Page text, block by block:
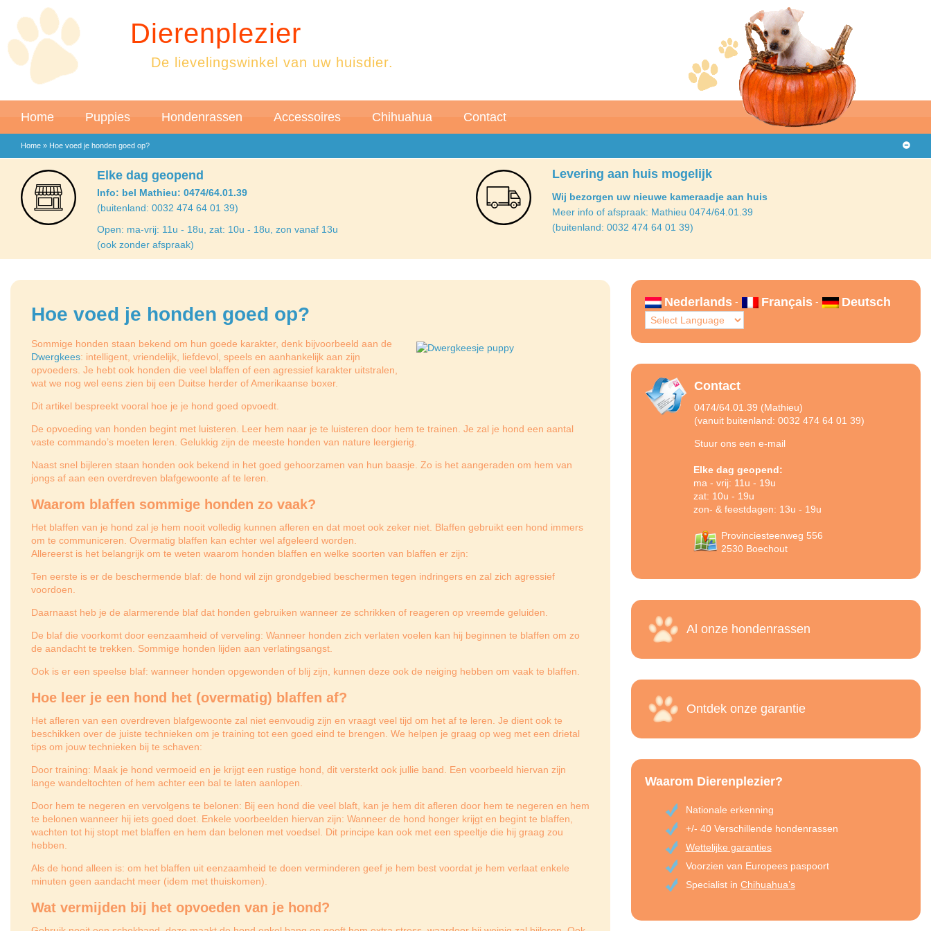
Dierenplezier
De lievelingswinkel van uw huisdier.
Home Puppies Hondenrassen Accessoires Chihuahua Contact
Home » Hoe voed je honden goed op?
Elke dag geopend
Info: bel Mathieu: 0474/64.01.39
(buitenland: 0032 474 64 01 39)
Open: ma-vrij: 11u - 18u, zat: 10u - 18u, zon vanaf 13u
(ook zonder afspraak)
Levering aan huis mogelijk
Wij bezorgen uw nieuwe kameraadje aan huis
Meer info of afspraak: Mathieu 0474/64.01.39
(buitenland: 0032 474 64 01 39)
Hoe voed je honden goed op?
Sommige honden staan bekend om hun goede karakter, denk bijvoorbeeld aan de
Dwergkees: intelligent, vriendelijk, liefdevol, speels en aanhankelijk aan zijn
opvoeders. Je hebt ook honden die veel blaffen of een agressief karakter uitstralen,
wat we nog wel eens zien bij een Duitse herder of Amerikaanse boxer.
Dit artikel bespreekt vooral hoe je je hond goed opvoedt.
De opvoeding van honden begint met luisteren. Leer hem naar je te luisteren door hem te trainen. Je zal je hond een aantal
vaste commando’s moeten leren. Gelukkig zijn de meeste honden van nature leergierig.
Naast snel bijleren staan honden ook bekend in het goed gehoorzamen van hun baasje. Zo is het aangeraden om hem van
jongs af aan een overdreven blafgewoonte af te leren.
Waarom blaffen sommige honden zo vaak?
Het blaffen van je hond zal je hem nooit volledig kunnen afleren en dat moet ook zeker niet. Blaffen gebruikt een hond immers
om te communiceren. Overmatig blaffen kan echter wel afgeleerd worden.
Allereerst is het belangrijk om te weten waarom honden blaffen en welke soorten van blaffen er zijn:
Ten eerste is er de beschermende blaf: de hond wil zijn grondgebied beschermen tegen indringers en zal zich agressief
voordoen.
Daarnaast heb je de alarmerende blaf dat honden gebruiken wanneer ze schrikken of reageren op vreemde geluiden.
De blaf die voorkomt door eenzaamheid of verveling: Wanneer honden zich verlaten voelen kan hij beginnen te blaffen om zo
de aandacht te trekken. Sommige honden lijden aan verlatingsangst.
Ook is er een speelse blaf: wanneer honden opgewonden of blij zijn, kunnen deze ook de neiging hebben om vaak te blaffen.
Hoe leer je een hond het (overmatig) blaffen af?
Het afleren van een overdreven blafgewoonte zal niet eenvoudig zijn en vraagt veel tijd om het af te leren. Je dient ook te
beschikken over de juiste technieken om je training tot een goed eind te brengen. We helpen je graag op weg met een drietal
tips om jouw technieken bij te schaven:
Door training: Maak je hond vermoeid en je krijgt een rustige hond, dit versterkt ook jullie band. Een voorbeeld hiervan zijn
lange wandeltochten of hem achter een bal te laten aanlopen.
Door hem te negeren en vervolgens te belonen: Bij een hond die veel blaft, kan je hem dit afleren door hem te negeren en hem
te belonen wanneer hij iets goed doet. Enkele voorbeelden hiervan zijn: Wanneer de hond honger krijgt en begint te blaffen,
wachten tot hij stopt met blaffen en hem dan belonen met voedsel. Dit principe kan ook met een speeltje die hij graag zou
hebben.
Als de hond alleen is: om het blaffen uit eenzaamheid te doen verminderen geef je hem best voordat je hem verlaat enkele
minuten geen aandacht meer (idem met thuiskomen).
Wat vermijden bij het opvoeden van je hond?
Nederlands - Français - Deutsch
Contact
0474/64.01.39 (Mathieu)
(vanuit buitenland: 0032 474 64 01 39)
Stuur ons een e-mail
Elke dag geopend:
ma - vrij: 11u - 19u
zat: 10u - 19u
zon- & feestdagen: 13u - 19u
Provinciesteenweg 556
2530 Boechout
Al onze hondenrassen
Ontdek onze garantie
Waarom Dierenplezier?
Nationale erkenning
+/- 40 Verschillende hondenrassen
Wettelijke garanties
Voorzien van Europees paspoort
Specialist in Chihuahua’s